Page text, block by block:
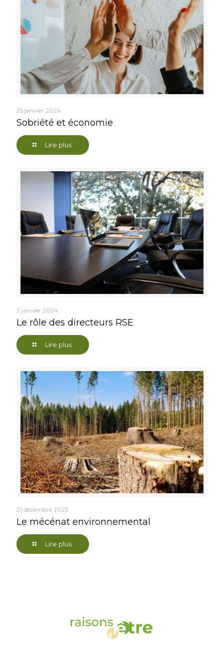
25 janvier 2024
Sobriété et économie
Lire plus
2 janvier 2024
Le rôle des directeurs RSE
Lire plus
21 décembre 2023
Le mécénat environnemental
Lire plus